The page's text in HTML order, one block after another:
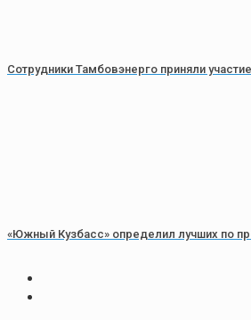
Сотрудники Тамбовэнерго приняли
«Южный Кузбасс» определил лучших по